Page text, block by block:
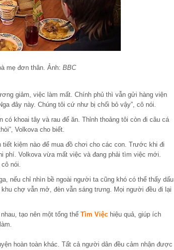
mẹ đơn thân. Ảnh: BBC
giảm, việc làm mất. Chính phủ thì vẫn gửi hàng viện
đây này. Chúng tôi cứ như bị chối bỏ vậy”, cô nói.
có khoai tây và rau để ăn. Thỉnh thoảng tôi còn đi câu cá
Volkova cho biết.
tiết kiệm nào để mua đồ chơi cho các con. Trước khi đi
phí. Volkova vừa mất việc và đang phải tìm việc mới.
cô nói.
nếu chỉ nhìn bề ngoài người ta cũng khó có thể thấy dấu
chợ vẫn mở, đèn vẫn sáng trưng. Mọi người đều đi lại
tạo nên một tổng thể Tìm Việc hiệu quả, giúp ích
hoàn toàn khác. Tất cả người dân đều cảm nhận được